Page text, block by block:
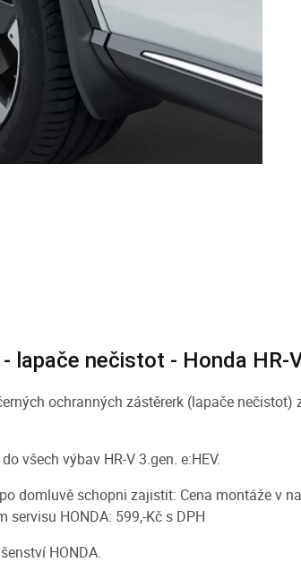
lapače nečistot - Honda HR-
ochranných zástěrerk (lapače nečistot)
všech výbav HR-V 3.gen. e:HEV.
domluvě schopni zajistit: Cena montáže v
servisu HONDA: 599,-Kč s DPH
HONDA.